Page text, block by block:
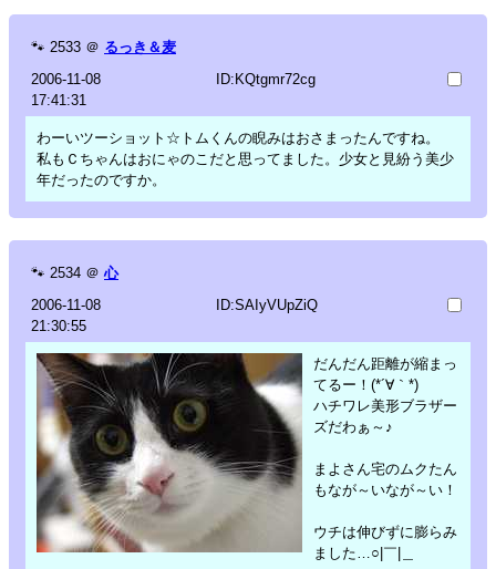
🐾 2533 ＠ るっき＆麦
2006-11-08
17:41:31
ID:KQtgmr72cg
わーいツーショット☆トムくんの睨みはおさまったんですね。
私もＣちゃんはおにゃのこだと思ってました。少女と見紛う美少
年だったのですか。
🐾 2534 ＠ 心
2006-11-08
21:30:55
ID:SAIyVUpZiQ
だんだん距離が縮まっ
てるー！(*´∀｀*)
ハチワレ美形ブラザー
ズだわぁ～♪
まよさん宅のムクたん
もなが～いなが～い！
ウチは伸びずに膨らみ
ました…○|￣|＿